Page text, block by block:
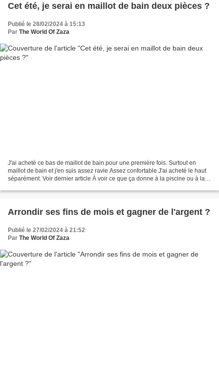
Cet été, je serai en maillot de bain deux pièces ?
Publié le 28/02/2024 à 15:13
Par The World Of Zaza
J'ai acheté ce bas de maillot de bain pour une première fois. Surtout en
maillot de bain et j'en suis assez ravie Assez confortable J'ai acheté le haut
séparément. Voir dernier article À voir ce que ça donne à la piscine ou à la
Arrondir ses fins de mois et gagner de l'argent ?
Publié le 27/02/2024 à 21:52
Par The World Of Zaza